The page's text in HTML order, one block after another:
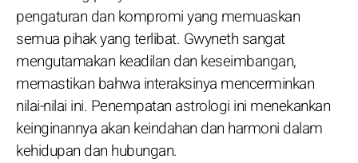
pengaturan dan kompromi yang memuaskan
semua pihak yang terlibat. Gwyneth sangat
mengutamakan keadilan dan keseimbangan,
memastikan bahwa interaksinya mencerminkan
nilai-nilai ini. Penempatan astrologi ini menekankan
keinginannya akan keindahan dan harmoni dalam
kehidupan dan hubungan.